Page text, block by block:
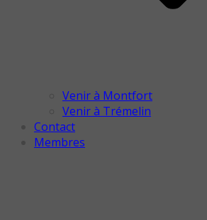
Venir à Montfort
Venir à Trémelin
Contact
Membres